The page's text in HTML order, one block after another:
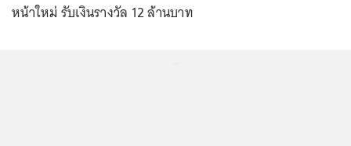
หน้าใหม่ รับเงินรางวัล 12 ล้านบาท